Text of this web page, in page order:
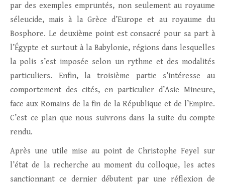
par des exemples empruntés, non seulement au royaume
séleucide, mais à la Grèce d’Europe et au royaume du
Bosphore. Le deuxième point est consacré pour sa part à
l’Égypte et surtout à la Babylonie, régions dans lesquelles
la polis s’est imposée selon un rythme et des modalités
particuliers. Enfin, la troisième partie s’intéresse au
comportement des cités, en particulier d’Asie Mineure,
face aux Romains de la fin de la République et de l’Empire.
C’est ce plan que nous suivrons dans la suite du compte
rendu.
Après une utile mise au point de Christophe Feyel sur
l’état de la recherche au moment du colloque, les actes
sanctionnant ce dernier débutent par une réflexion de